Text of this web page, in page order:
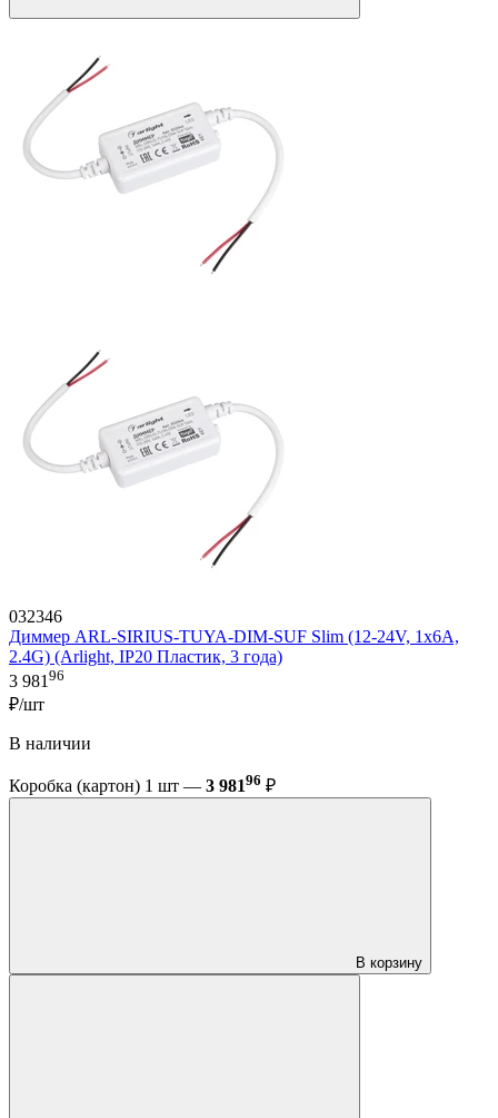
032346
Диммер ARL-SIRIUS-TUYA-DIM-SUF Slim (12-24V, 1x6A,
2.4G) (Arlight, IP20 Пластик, 3 года)
3 981 96
₽/шт
В наличии
Коробка (картон) 1 шт — 3 98196 ₽
В корзину